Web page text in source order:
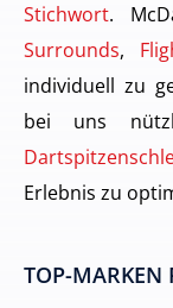
Stichwort.
Surrounds,
individuell zu
bei uns
Erlebnis zu
TOP-MARKEN